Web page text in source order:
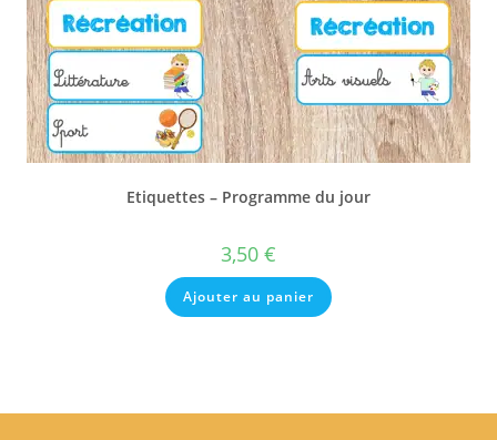
Etiquettes – Programme du jour
3,50 €
Ajouter au panier